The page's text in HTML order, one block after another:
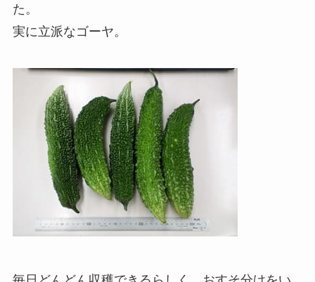
た。
実に立派なゴーヤ。